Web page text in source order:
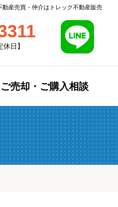
産売買・仲介はトレック不動産販売
日】
ご売却・ご購入相談